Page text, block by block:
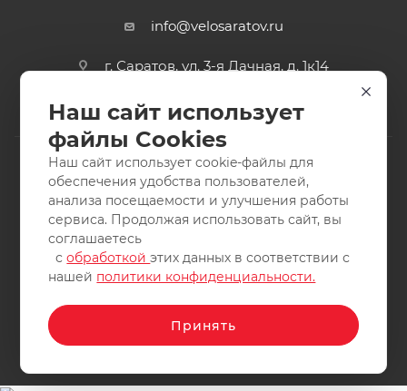
info@velosaratov.ru
г. Саратов, ул. 3-я Дачная, д. 1к14
2011-2026 © интернет-магазин спортивных товаров
ВелоСаратов. Не является публичной офертой. Все права
защищены. Заимствование материалов и фотографий
запрещено.
Наш сайт использует
файлы Cookies
Наш сайт использует cookie-файлы для
обеспечения удобства пользователей,
анализа посещаемости и улучшения работы
сервиса. Продолжая использовать сайт, вы
соглашаетесь
собработкойэтих данных в соответствии с
нашей политики конфиденциальности.
Принять